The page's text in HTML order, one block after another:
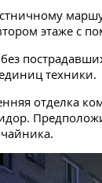
этаже с
техники.
отделка